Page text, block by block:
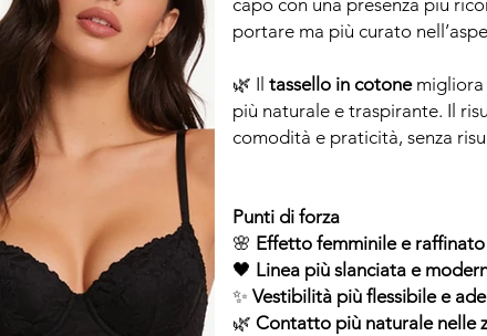
portare ma più curato
🌿 Il tassello in cotonemigliora
più naturale e traspirante. Il
comodità e praticità, senza
Punti di forza
🌸 Effetto femminile e raffinato
🖤 Linea più slanciata e
✨ Vestibilità più flessibile e
🌿 Contatto più naturale nelle